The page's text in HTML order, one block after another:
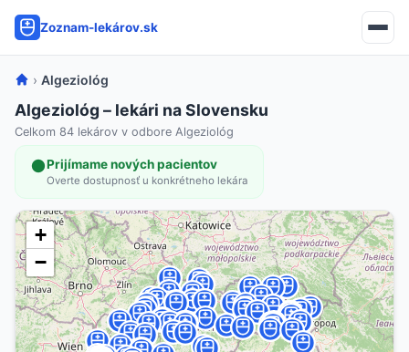
Zoznam-lekárov.sk
› Algeziológ
Algeziológ – lekári na Slovensku
Celkom 84 lekárov v odbore Algeziológ
Prijímame nových pacientov
Overte dostupnosť u konkrétneho lekára
+
−